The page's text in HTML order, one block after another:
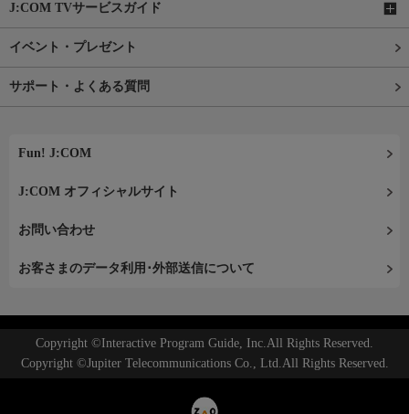
J:COM TVサービスガイド
イベント・プレゼント
サポート・よくある質問
Fun! J:COM
J:COM オフィシャルサイト
お問い合わせ
お客さまのデータ利用･外部送信について
Copyright ©Interactive Program Guide, Inc.All Rights Reserved.
Copyright ©Jupiter Telecommunications Co., Ltd.All Rights Reserved.